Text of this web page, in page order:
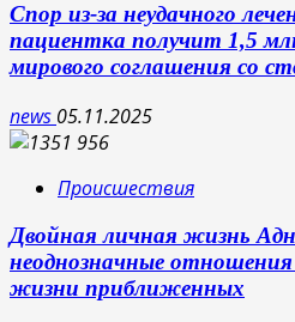
Спор из-за неудачного
пациентка получит 1,5
мирового соглашения со
news 05.11.2025
Происшествия
Двойная личная жизнь
неоднозначные
жизни приближенных